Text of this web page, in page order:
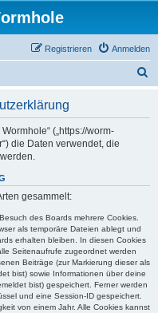
Anmelden
Registrieren
(„https://worm-
die Daten verwendet, die
gesammelt:
des Boards mehrere Cookies.
als temporäre Dateien ablegt und
erhalten bleiben. In diesen Cookies
Seitenaufrufe zugeordnet werden
Beiträge (zur Markierung dieser als
bist) sowie Informationen über deine
bist) gespeichert. Ferner werden
und eine Session-ID gespeichert.
von einem Jahr. Alle Cookies kannst